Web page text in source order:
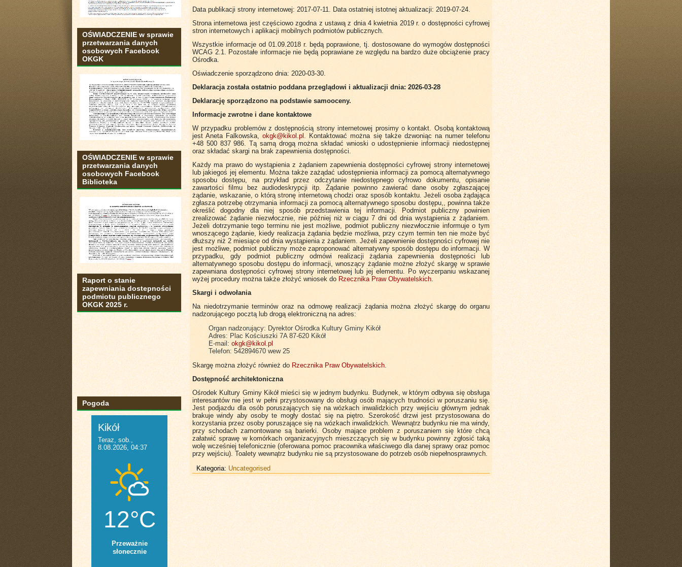
OŚWIADCZENIE w sprawie
przetwarzania danych
osobowych Facebook
OKGK
OŚWIADCZENIE w sprawie
przetwarzania danych
osobowych Facebook
Biblioteka
Raport o stanie
zapewniania dostepności
podmiotu publicznego
OKGK 2025 r.
Pogoda
Data publikacji strony internetowej: 2017-07-11. Data ostatniej istotnej aktualizacji: 2019-07-24.
Strona internetowa jest częściowo zgodna z ustawą z dnia 4 kwietnia 2019 r. o dostępności cyfrowej
stron internetowych i aplikacji mobilnych podmiotów publicznych.
Wszystkie informacje od 01.09.2018 r. będą poprawione, tj. dostosowane do wymogów dostępności
WCAG 2.1. Pozostałe informacje nie będą poprawiane ze względu na bardzo duże obciążenie pracy
Ośrodka.
Oświadczenie sporządzono dnia: 2020-03-30.
Deklaracja została ostatnio poddana przeglądowi i aktualizacji dnia: 2026-03-28
Deklarację sporządzono na podstawie samooceny.
Informacje zwrotne i dane kontaktowe
W przypadku problemów z dostępnością strony internetowej prosimy o kontakt. Osobą kontaktową
jest Aneta Falkowska,okgk@kikol.pl . Kontaktować można się także dzwoniąc na numer telefonu
+48 500 837 986. Tą samą drogą można składać wnioski o udostępnienie informacji niedostępnej
oraz składać skargi na brak zapewnienia dostępności.
Każdy ma prawo do wystąpienia z żądaniem zapewnienia dostępności cyfrowej strony internetowej
lub jakiegoś jej elementu. Można także zażądać udostępnienia informacji za pomocą alternatywnego
sposobu dostępu, na przykład przez odczytanie niedostępnego cyfrowo dokumentu, opisanie
zawartości filmu bez audiodeskrypcji itp. Żądanie powinno zawierać dane osoby zgłaszającej
żądanie, wskazanie, o którą stronę internetową chodzi oraz sposób kontaktu. Jeżeli osoba żądająca
zgłasza potrzebę otrzymania informacji za pomocą alternatywnego sposobu dostępu,, powinna także
określić dogodny dla niej sposób przedstawienia tej informacji. Podmiot publiczny powinien
zrealizować żądanie niezwłocznie, nie później niż w ciągu 7 dni od dnia wystąpienia z żądaniem.
Jeżeli dotrzymanie tego terminu nie jest możliwe, podmiot publiczny niezwłocznie informuje o tym
wnoszącego żądanie, kiedy realizacja żądania będzie możliwa, przy czym termin ten nie może być
dłuższy niż 2 miesiące od dnia wystąpienia z żądaniem. Jeżeli zapewnienie dostępności cyfrowej nie
jest możliwe, podmiot publiczny może zaproponować alternatywny sposób dostępu do informacji. W
przypadku, gdy podmiot publiczny odmówi realizacji żądania zapewnienia dostępności lub
alternatywnego sposobu dostępu do informacji, wnoszący żądanie możne złożyć skargę w sprawie
zapewniana dostępności cyfrowej strony internetowej lub jej elementu. Po wyczerpaniu wskazanej
wyżej procedury można także złożyć wniosek do Rzecznika Praw Obywatelskich.
Skargi i odwołania
Na niedotrzymanie terminów oraz na odmowę realizacji żądania można złożyć skargę do organu
nadzorującego pocztą lub drogą elektroniczną na adres:
Organ nadzorujący: Dyrektor Ośrodka Kultury Gminy Kikół
Adres: Plac Kościuszki 7A 87-620 Kikół
E-mail: okgk@kikol.pl
Telefon: 542894670 wew 25
Skargę można złożyć również do Rzecznika Praw Obywatelskich.
Dostępność architektoniczna
Ośrodek Kultury Gminy Kikół mieści się w jednym budynku. Budynek, w którym odbywa się obsługa
interesantów nie jest w pełni przystosowany do obsługi osób mających trudności w poruszaniu się.
Jest podjazdu dla osób poruszających się na wózkach inwalidzkich przy wejściu głównym jednak
brakuje windy aby osoby te mogły dostać się na piętro. Szerokość drzwi jest przystosowana do
korzystania przez osoby poruszające się na wózkach inwalidzkich. Wewnątrz budynku nie ma windy,
przy schodach zamontowane są barierki. Osoby mające problem z poruszaniem się które chcą
załatwić sprawę w komórkach organizacyjnych mieszczących się w budynku powinny zgłosić taką
wolę wcześniej telefonicznie (oferowana pomoc pracownika właściwego dla danej sprawy oraz pomoc
przy wejściu). Toalety wewnątrz budynku nie są przystosowane do potrzeb osób niepełnosprawnych.
Kategoria: Uncategorised